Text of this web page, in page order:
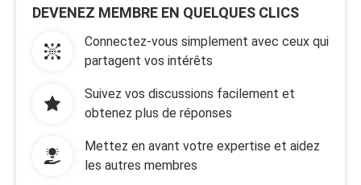
DEVENEZ MEMBRE EN QUELQUES CLICS
Connectez-vous simplement avec ceux qui
partagent vos intérêts
Suivez vos discussions facilement et
obtenez plus de réponses
Mettez en avant votre expertise et aidez
les autres membres